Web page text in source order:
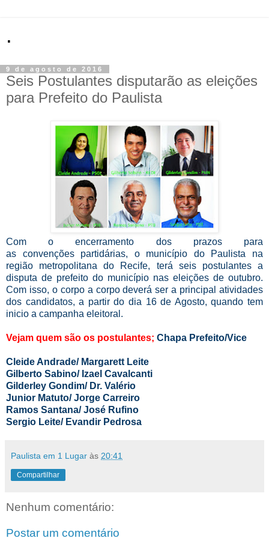
.
9 de agosto de 2016
Seis Postulantes disputarão as eleições
para Prefeito do Paulista
Com o encerramento dos prazos para
as convenções partidárias, o município do Paulista na
região metropolitana do Recife, terá seis postulantes a
disputa de prefeito do município nas eleições de outubro.
Com isso, o corpo a corpo deverá ser a principal atividades
dos candidatos, a partir do dia 16 de Agosto, quando tem
inicio a campanha eleitoral.
Vejam quem são os postulantes; Chapa Prefeito/Vice
Cleide Andrade/ Margarett Leite
Gilberto Sabino/ Izael Cavalcanti
Gilderley Gondim/ Dr. Valério
Junior Matuto/ Jorge Carreiro
Ramos Santana/ José Rufino
Sergio Leite/ Evandir Pedrosa
Paulista em 1 Lugar às 20:41
Compartilhar
Nenhum comentário:
Postar um comentário